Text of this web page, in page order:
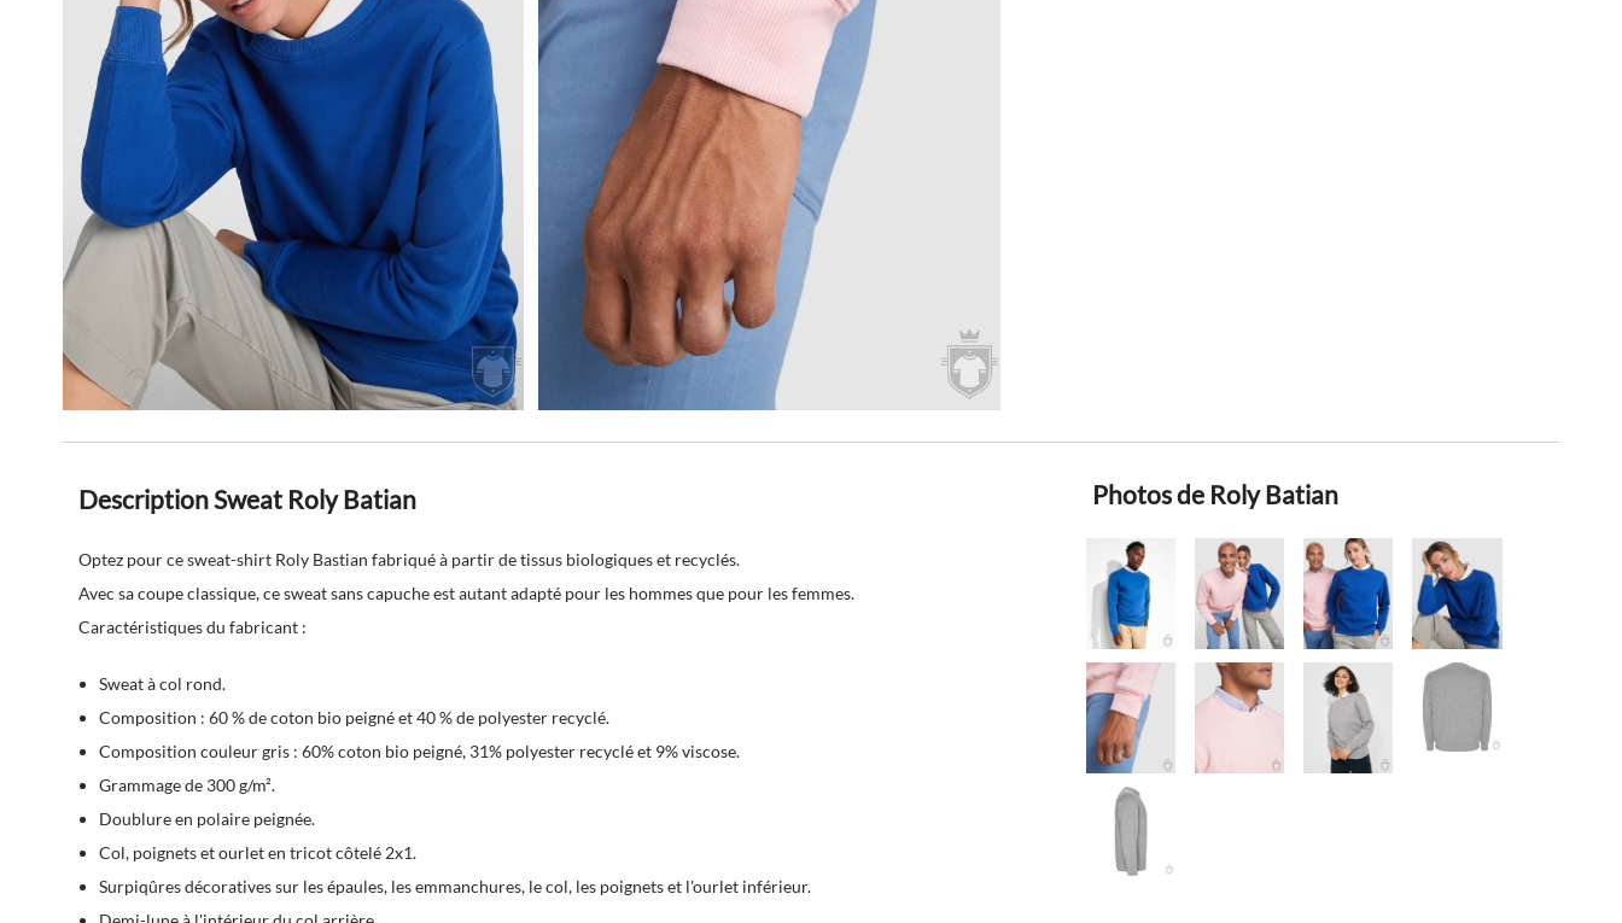
Description Sweat Roly Batian
Optez pour ce sweat-shirt Roly Bastian fabriqué à partir de tissus biologiques et recyclés.
Avec sa coupe classique, ce sweat sans capuche est autant adapté pour les hommes que pour les femmes.
Caractéristiques du fabricant :
Sweat à col rond.
Composition : 60 % de coton bio peigné et 40 % de polyester recyclé.
Composition couleur gris : 60% coton bio peigné, 31% polyester recyclé et 9% viscose.
Grammage de 300 g/m².
Doublure en polaire peignée.
Col, poignets et ourlet en tricot côtelé 2x1.
Surpiqûres décoratives sur les épaules, les emmanchures, le col, les poignets et l'ourlet inférieur.
Photos de Roly Batian